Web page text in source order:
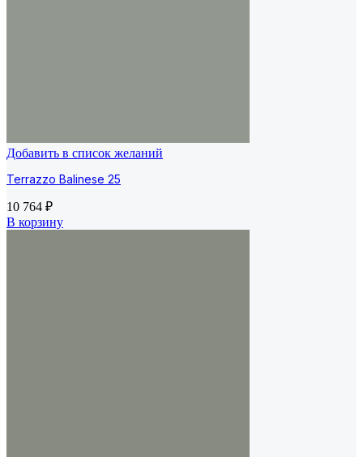
Добавить в список желаний
Terrazzo Balinese 25
10 764 ₽
В корзину